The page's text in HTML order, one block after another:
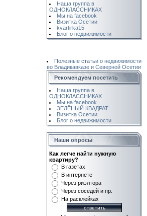
Наша группа в
ОДНОКЛАССНИКАХ
Мы на facebook
Визитка Осетии
kvartirka15
Блог о недвижимости
Полезные статьи о недвижимости
во Владикавказе и Северной Осетии
Рекомендуем посетить
Наша группа в
ОДНОКЛАССНИКАХ
Мы на facebook
ЗЕЛЁНЫЙ КВАДРАТ
Визитка Осетии
Блог о недвижимости
Наши опросы
Как легче найти нужную
квартиру?
В газетах
В интернете
Через риэлтора
Через соседей и пр.
На расклейках